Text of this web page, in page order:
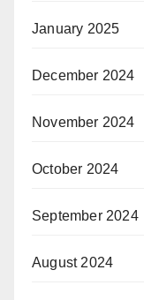
January 2025
December 2024
November 2024
October 2024
September 2024
August 2024